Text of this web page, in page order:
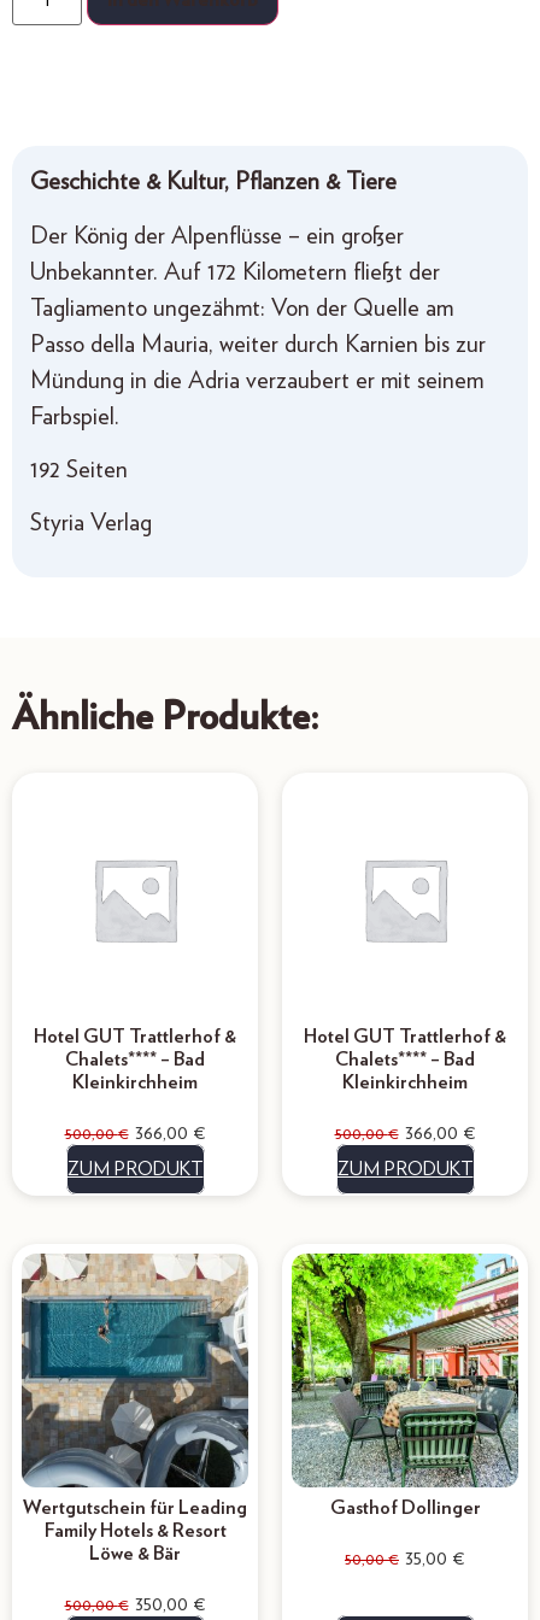
Geschichte & Kultur, Pflanzen & Tiere
Der König der Alpenflüsse – ein großer
Unbekannter. Auf 172 Kilometern fließt der
Tagliamento ungezähmt: Von der Quelle am
Passo della Mauria, weiter durch Karnien bis zur
Mündung in die Adria verzaubert er mit seinem
Farbspiel.
192 Seiten
Styria Verlag
Ähnliche Produkte:
Hotel GUT Trattlerhof &
Chalets**** – Bad
Kleinkirchheim
500,00€ 366,00 €
ZUM PRODUKT
Hotel GUT Trattlerhof &
Chalets**** – Bad
Kleinkirchheim
500,00€ 366,00 €
ZUM PRODUKT
Wertgutschein für Leading
Family Hotels & Resort
Löwe & Bär
500,00€ 350,00 €
Gasthof Dollinger
50,00€ 35,00 €